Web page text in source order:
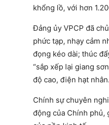
khổng lồ, với hơn
Đảng ủy VPCP đã
phức tạp, nhạy cảm
đọng kéo dài; thúc
“sắp xếp lại giang
độ cao, điện hạt
Chính sự chuyên
động của Chính phủ,